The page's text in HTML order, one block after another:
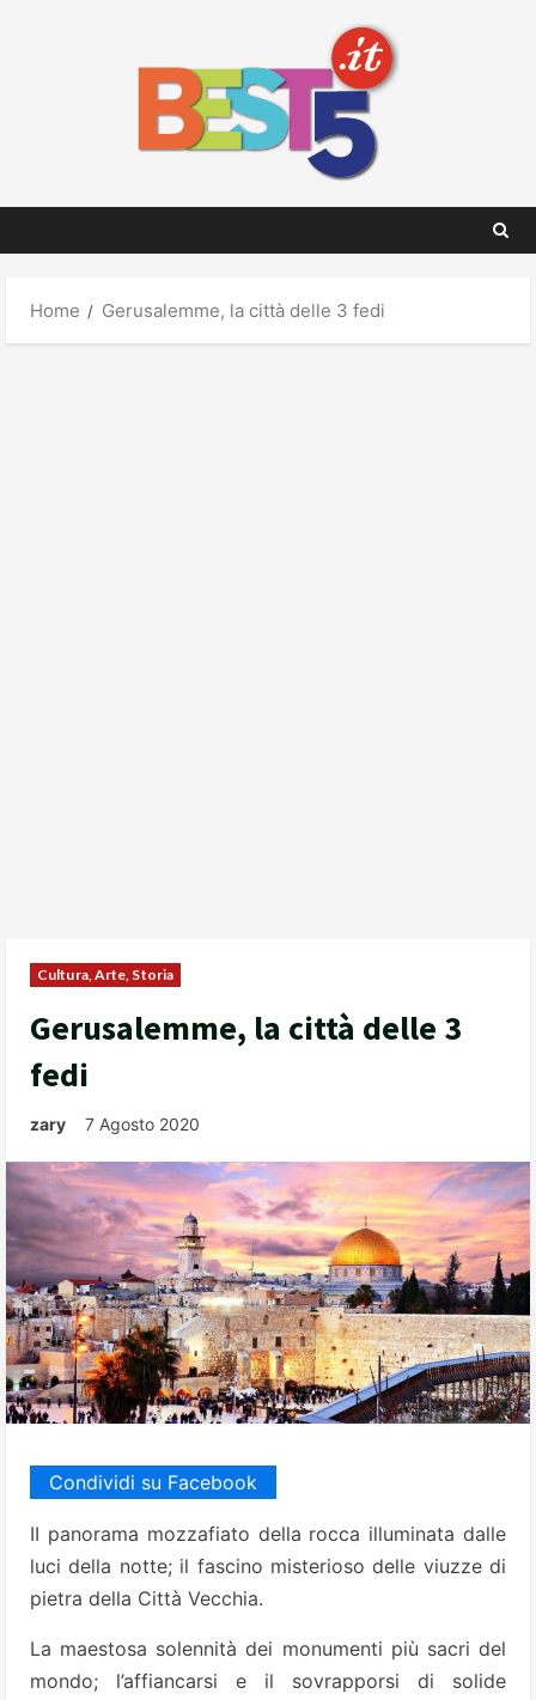
Home Gerusalemme, la città delle 3 fedi
Cultura, Arte, Storia
Gerusalemme, la città delle 3
fedi
zary 7 Agosto 2020
Condividi su Facebook
II panorama mozzafiato della rocca illuminata dalle
luci della notte; il fascino misterioso delle viuzze di
pietra della Città Vecchia.
La maestosa solennità dei monumenti più sacri del
mondo; l’affiancarsi e il sovrapporsi di solide